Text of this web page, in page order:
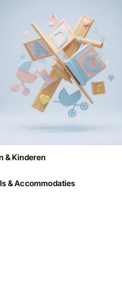
& Kinderen
& Accommodaties